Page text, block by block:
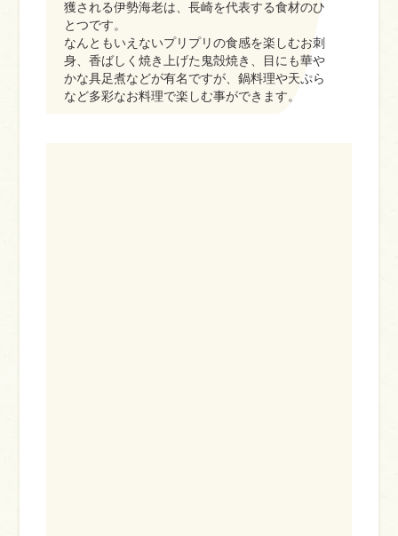
獲される伊勢海老は、長崎を代表する食材のひ
とつです。
なんともいえないプリプリの食感を楽しむお刺
身、香ばしく焼き上げた鬼殻焼き、目にも華や
かな具足煮などが有名ですが、鍋料理や天ぷら
など多彩なお料理で楽しむ事ができます。